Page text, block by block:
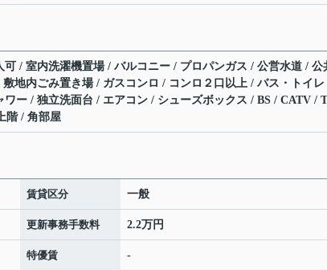
/ 室内洗濯機置場 / バルコニー / プロパンガス / 公営水道 / 公
地内ごみ置き場 / ガスコンロ / コンロ２口以上 / バス・トイレ
ー / 独立洗面台 / エアコン / シューズボックス / BS / CATV /
階 / 角部屋
賃貸区分 一般
更新事務手数料 2.2万円
特優賃 -